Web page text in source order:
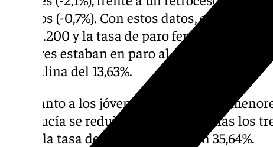
parados (-0,7%). Con estos datos, el número
en 362.200 y la tasa de paro femenino en el
hombres estaban en paro al cierre del
masculina del 13,63%.
En cuanto a los jóvenes, el número de
Andalucía se redujo en 4.800 personas los
situar la tasa de paro juvenil en un 35,64%.